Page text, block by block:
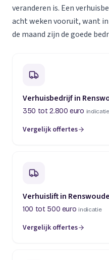
veranderen is. Een
acht weken vooruit, want
de maand zijn de goede
Verhuisbedrijf in
350 tot 2.800 euro indicatie
Vergelijk offertes
Verhuislift in Renswoude
100 tot 500 euro indicatie
Vergelijk offertes